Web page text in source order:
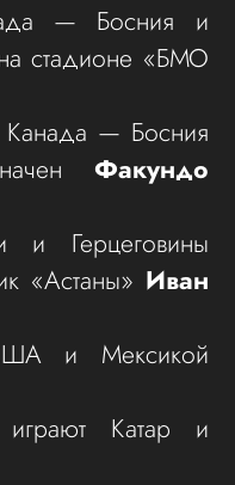
— Босния и
стадионе «БМО
Канада — Босния
Факундо
и Герцеговины
«Астаны» Иван
и Мексикой
Катар и